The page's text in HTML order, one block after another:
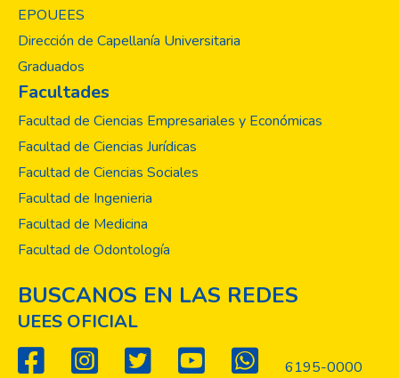
EPOUEES
Dirección de Capellanía Universitaria
Graduados
Facultades
Facultad de Ciencias Empresariales y Económicas
Facultad de Ciencias Jurídicas
Facultad de Ciencias Sociales
Facultad de Ingenieria
Facultad de Medicina
Facultad de Odontología
BUSCANOS EN LAS REDES
UEES OFICIAL
6195-0000